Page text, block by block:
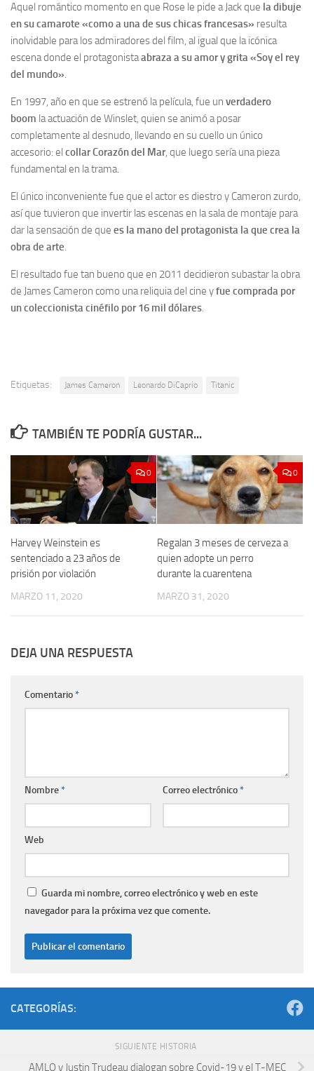
Aquel romántico momento en que Rose le pide a Jack que la dibuje
en su camarote «como a una de sus chicas francesas» resulta
inolvidable para los admiradores del film, al igual que la icónica
escena donde el protagonistaabraza a su amor y grita «Soy el rey
del mundo».
En 1997, año en que se estrenó la película, fue un verdadero
boom la actuación de Winslet, quien se animó a posar
completamente al desnudo, llevando en su cuello un único
accesorio: el collar Corazón del Mar, que luego sería una pieza
fundamental en la trama.
El único inconveniente fue que el actor es diestro y Cameron zurdo,
así que tuvieron que invertir las escenas en la sala de montaje para
dar la sensación de que es la mano del protagonista la que crea la
obra de arte.
El resultado fue tan bueno que en 2011 decidieron subastar la obra
de James Cameron como una reliquia del cine yfue comprada por
un coleccionista cinéfilo por 16 mil dólares.
Etiquetas: James Cameron Leonardo DiCaprio Titanic
TAMBIÉN TE PODRÍA GUSTAR...
0
Harvey Weinstein es
sentenciado a 23 años de
prisión por violación
MARZO 11, 2020
0
Regalan 3 meses de cerveza a
quien adopte un perro
durante la cuarentena
MARZO 31, 2020
DEJA UNA RESPUESTA
Comentario*
Nombre* Correo electrónico*
Web
Guarda mi nombre, correo electrónico y web en este
navegador para la próxima vez que comente.
CATEGORÍAS:
SIGUIENTE HISTORIA
AMLO y Justin Trudeau dialogan sobre Covid-19 y el T-MEC